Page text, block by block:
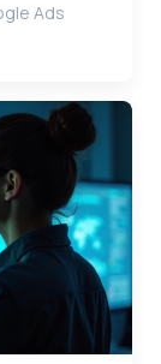
Ads